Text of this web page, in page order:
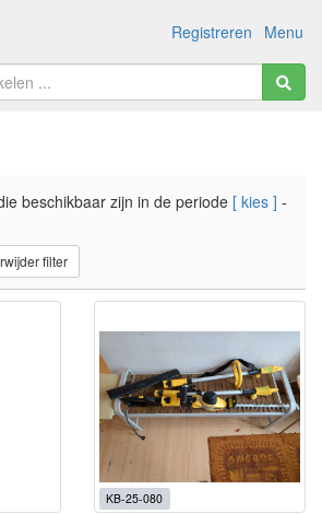
Menu
Registreren
beschikbaar zijn in de periode [ kies ] -
filter
KB-25-080